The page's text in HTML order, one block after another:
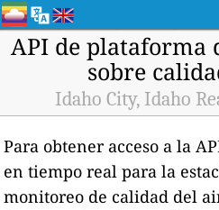
API de plataforma
sobre
Idaho City, Idaho
Para obtener acceso a la
en tiempo real para la
monitoreo de calidad del